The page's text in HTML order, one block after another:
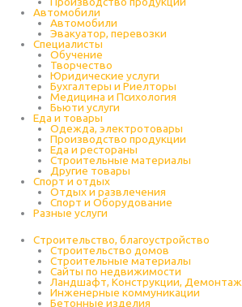
Автомобили
Автомобили
Эвакуатор, перевозки
Специалисты
Обучение
Творчество
Юридические услуги
Бухгалтеры и Риелторы
Медицина и Психология
Бьюти услуги
Еда и товары
Одежда, электротовары
Производство продукции
Еда и рестораны
Строительные материалы
Другие товары
Спорт и отдых
Отдых и развлечения
Спорт и Оборудование
Разные услуги
Строительство, благоустройство
Строительство домов
Строительные материалы
Сайты по недвижимости
Ландшафт, Конструкции, Демонтаж
Инженерные коммуникации
Бетонные изделия